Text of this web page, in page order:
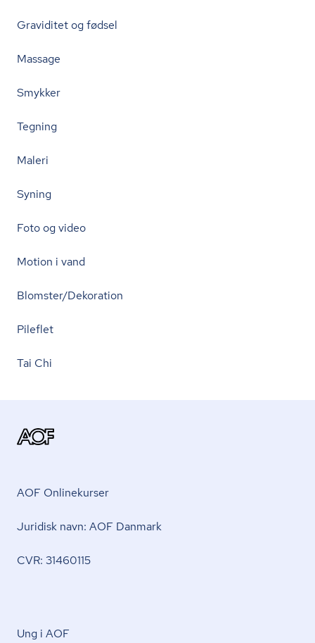
Graviditet og fødsel
Massage
Smykker
Tegning
Maleri
Syning
Foto og video
Motion i vand
Blomster/Dekoration
Pileflet
Tai Chi
AOF Onlinekurser
Juridisk navn: AOF Danmark
CVR: 31460115
Ung i AOF